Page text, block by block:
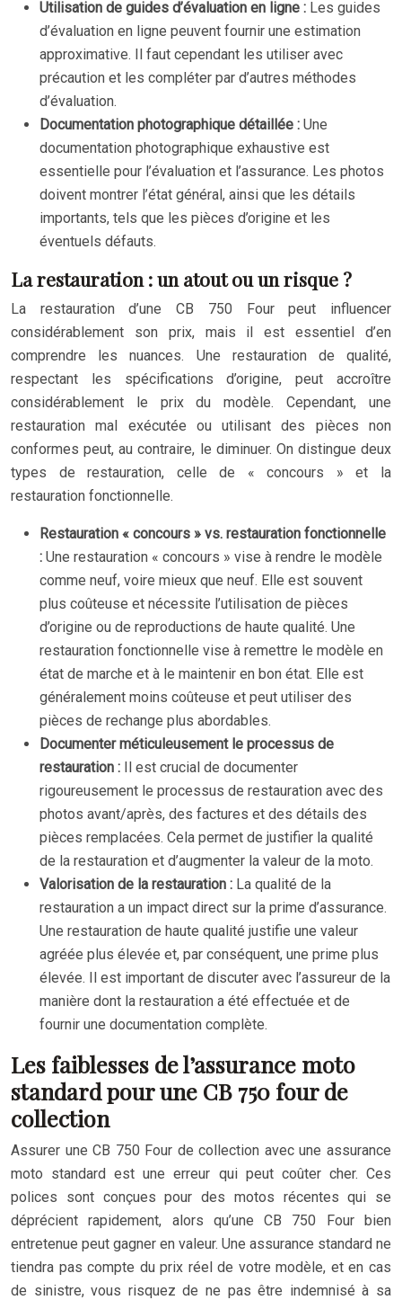
Utilisation de guides d’évaluation en ligne : Les guides
d’évaluation en ligne peuvent fournir une estimation
approximative. Il faut cependant les utiliser avec
précaution et les compléter par d’autres méthodes
d’évaluation.
Documentation photographique détaillée : Une
documentation photographique exhaustive est
essentielle pour l’évaluation et l’assurance. Les photos
doivent montrer l’état général, ainsi que les détails
importants, tels que les pièces d’origine et les
éventuels défauts.
La restauration : un atout ou un risque ?
La restauration d’une CB 750 Four peut influencer
considérablement son prix, mais il est essentiel d’en
comprendre les nuances. Une restauration de qualité,
respectant les spécifications d’origine, peut accroître
considérablement le prix du modèle. Cependant, une
restauration mal exécutée ou utilisant des pièces non
conformes peut, au contraire, le diminuer. On distingue deux
types de restauration, celle de « concours » et la
restauration fonctionnelle.
Restauration « concours » vs. restauration fonctionnelle
: Une restauration « concours » vise à rendre le modèle
comme neuf, voire mieux que neuf. Elle est souvent
plus coûteuse et nécessite l’utilisation de pièces
d’origine ou de reproductions de haute qualité. Une
restauration fonctionnelle vise à remettre le modèle en
état de marche et à le maintenir en bon état. Elle est
généralement moins coûteuse et peut utiliser des
pièces de rechange plus abordables.
Documenter méticuleusement le processus de
restauration : Il est crucial de documenter
rigoureusement le processus de restauration avec des
photos avant/après, des factures et des détails des
pièces remplacées. Cela permet de justifier la qualité
de la restauration et d’augmenter la valeur de la moto.
Valorisation de la restauration : La qualité de la
restauration a un impact direct sur la prime d’assurance.
Une restauration de haute qualité justifie une valeur
agréée plus élevée et, par conséquent, une prime plus
élevée. Il est important de discuter avec l’assureur de la
manière dont la restauration a été effectuée et de
fournir une documentation complète.
Les faiblesses de l’assurance moto
standard pour une CB 750 four de
collection
Assurer une CB 750 Four de collection avec une assurance
moto standard est une erreur qui peut coûter cher. Ces
polices sont conçues pour des motos récentes qui se
déprécient rapidement, alors qu’une CB 750 Four bien
entretenue peut gagner en valeur. Une assurance standard ne
tiendra pas compte du prix réel de votre modèle, et en cas
de sinistre, vous risquez de ne pas être indemnisé à sa